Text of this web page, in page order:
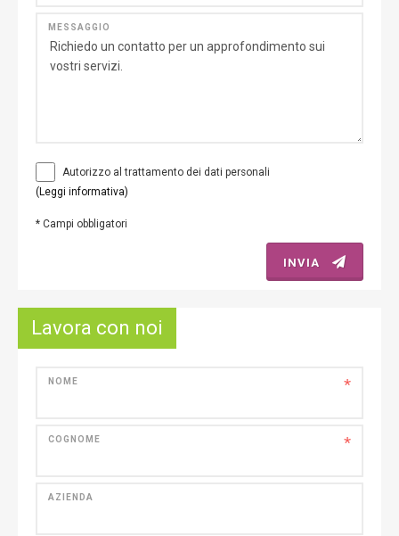
MESSAGGIO
Autorizzo al trattamento dei dati personali
(Leggi informativa)
* Campi obbligatori
INVIA
Lavora con noi
*
NOME
*
COGNOME
AZIENDA